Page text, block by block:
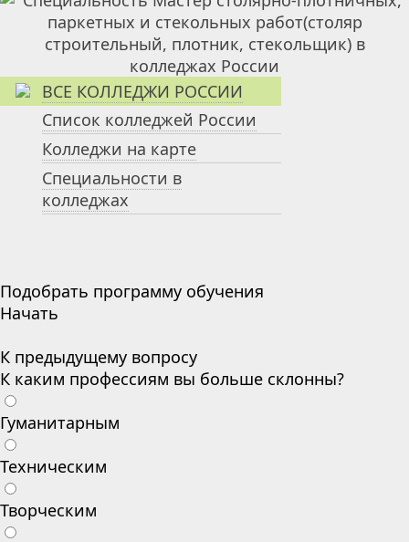
ВСЕ КОЛЛЕДЖИ РОССИИ
Список колледжей России
Колледжи на карте
Специальности в
колледжах
Подобрать программу обучения
Начать
К предыдущему вопросу
К каким профессиям вы больше склонны?
Гуманитарным
Техническим
Творческим